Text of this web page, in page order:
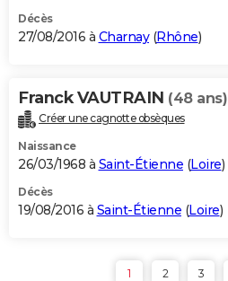
Décès
27/08/2016 à Charnay(Rhône)
Franck VAUTRAIN (48 ans)
Créer une cagnotte obsèques
Naissance
26/03/1968 à Saint-Étienne (Loire)
Décès
19/08/2016 à Saint-Étienne (Loire)
1 2 3